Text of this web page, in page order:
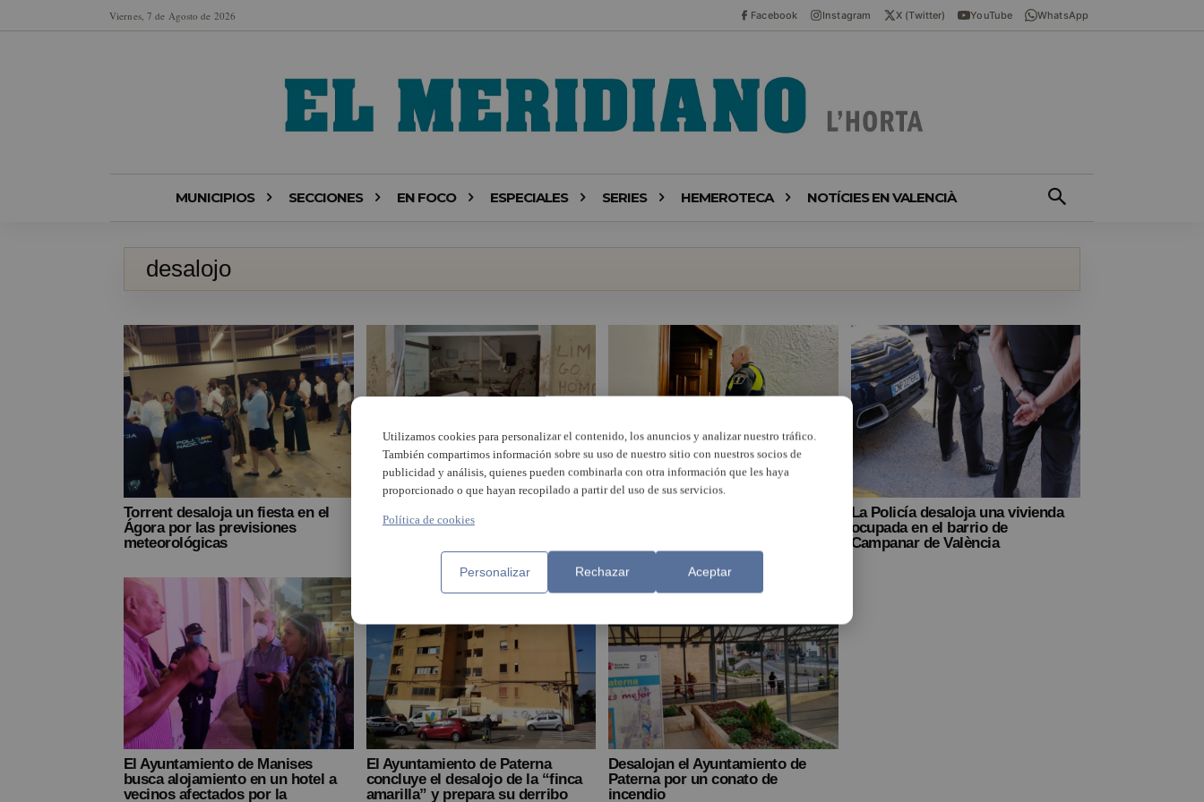
Viernes, 7 de Agosto de 2026 Facebook Instagram X (Twitter) YouTube WhatsApp
MUNICIPIOS SECCIONES EN FOCO ESPECIALES SERIES HEMEROTECA NOTÍCIES EN VALENCIÀ
desalojo
Torrent desaloja un fiesta en el
Ágora por las previsiones
meteorológicas
Desalojan una vivienda en
Massanassa y apuntalan edificios
La Policía desaloja una vivienda
ocupada en el barrio de
Campanar de València
El Ayuntamiento de Manises
busca alojamiento en un hotel a
vecinos afectados por la
El Ayuntamiento de Paterna
concluye el desalojo de la “finca
amarilla” y prepara su derribo
Desalojan el Ayuntamiento de
Paterna por un conato de
incendio
Utilizamos cookies para personalizar el contenido, los anuncios y analizar nuestro tráfico.
También compartimos información sobre su uso de nuestro sitio con nuestros socios de
publicidad y análisis, quienes pueden combinarla con otra información que les haya
proporcionado o que hayan recopilado a partir del uso de sus servicios.
Política de cookies
Personalizar Rechazar Aceptar